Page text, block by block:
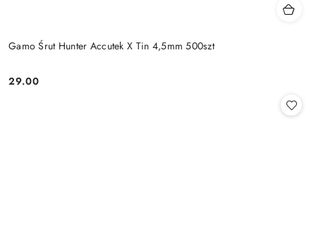
Gamo Śrut Hunter Accutek X Tin 4,5mm 500szt
Cena:
29.00